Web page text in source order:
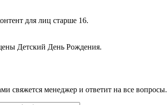
для лиц старше 16.
Детский День Рождения.
свяжется менеджер и ответит на все вопросы.